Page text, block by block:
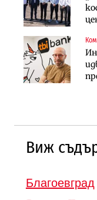
Виж
Благоевград